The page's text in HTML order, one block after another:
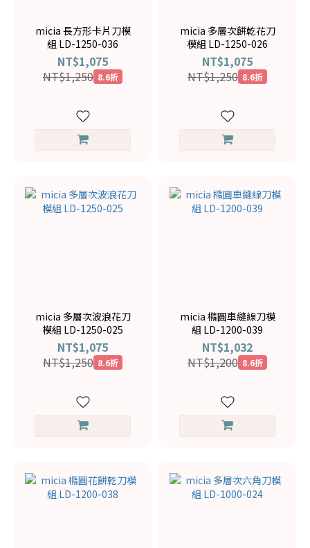
micia 長方形卡片刀模
組 LD-1250-036
NT$1,075
NT$1,250 8.6折
micia 多層次餅乾花刀
模組 LD-1250-026
NT$1,075
NT$1,250 8.6折
micia 多層次波浪花刀
模組 LD-1250-025
NT$1,075
NT$1,250 8.6折
micia 橢圓車縫線刀模
組 LD-1200-039
NT$1,032
NT$1,200 8.6折